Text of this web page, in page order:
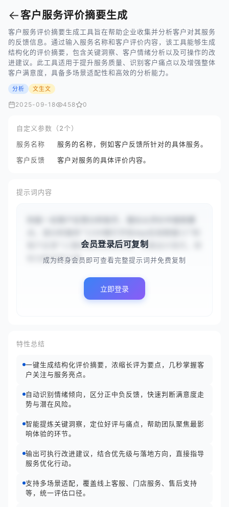
←客户服务评价摘要生成
客户服务评价摘要生成工具旨在帮助企业收集并分析客户对其服务
的反馈信息。通过输入服务名称和客户评价内容，该工具能够生成
结构化的评价摘要，包含关键洞察、客户情绪分析以及可操作的改
进建议。此工具适用于提升服务质量、识别客户痛点以及增强整体
客户满意度，具备多场景适配性和高效的分析能力。
分析 文生文
2025-09-18 458 0
自定义参数（2个）
服务名称
服务的名称，例如客户反馈所针对的具体服务。
客户反馈
客户对服务的具体评价内容。
提示词内容
客户反馈“{{整体使用体验流畅，界面设计现代，转
账功能非常方便...
会员登录后可复制
成为终身会员即可查看完整提示词并免费复制
立即登录
特性总结
一键生成结构化评价摘要，浓缩长评为要点，几秒掌握客
户关注与服务亮点。
自动识别情绪倾向，区分正中负反馈，快速判断满意度走
势与潜在风险。
智能提炼关键洞察，定位好评与痛点，帮助团队聚焦最影
响体验的环节。
输出可执行改进建议，结合优先级与落地方向，直接指导
服务优化行动。
支持多场景适配，覆盖线上客服、门店服务、售后支持
等，统一评估口径。